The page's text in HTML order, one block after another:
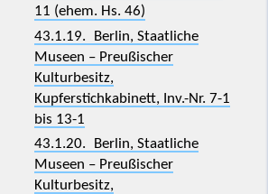
11 (ehem. Hs. 46)
43.1.19. Berlin, Staatliche
Museen – Preußischer
Kulturbesitz,
Kupferstichkabinett, Inv.-Nr. 7-1
bis 13-1
43.1.20. Berlin, Staatliche
Museen – Preußischer
Kulturbesitz,